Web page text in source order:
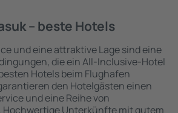
– beste Hotels
und eine attraktive Lage sind eine
die ein All-Inclusive-Hotel
Hotels beim Flughafen
den Hotelgästen einen
und eine Reihe von
Unterkünfte mit gutem